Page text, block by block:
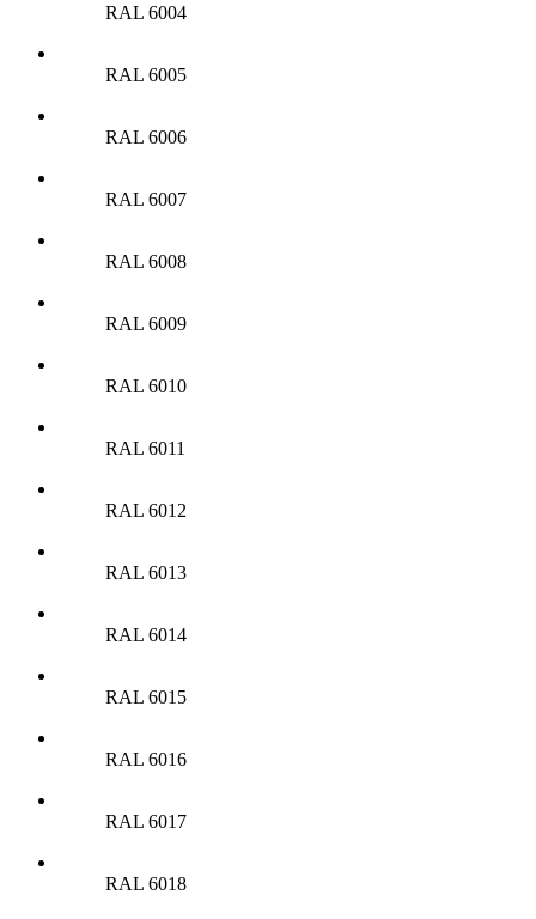
RAL 6004
RAL 6005
RAL 6006
RAL 6007
RAL 6008
RAL 6009
RAL 6010
RAL 6011
RAL 6012
RAL 6013
RAL 6014
RAL 6015
RAL 6016
RAL 6017
RAL 6018